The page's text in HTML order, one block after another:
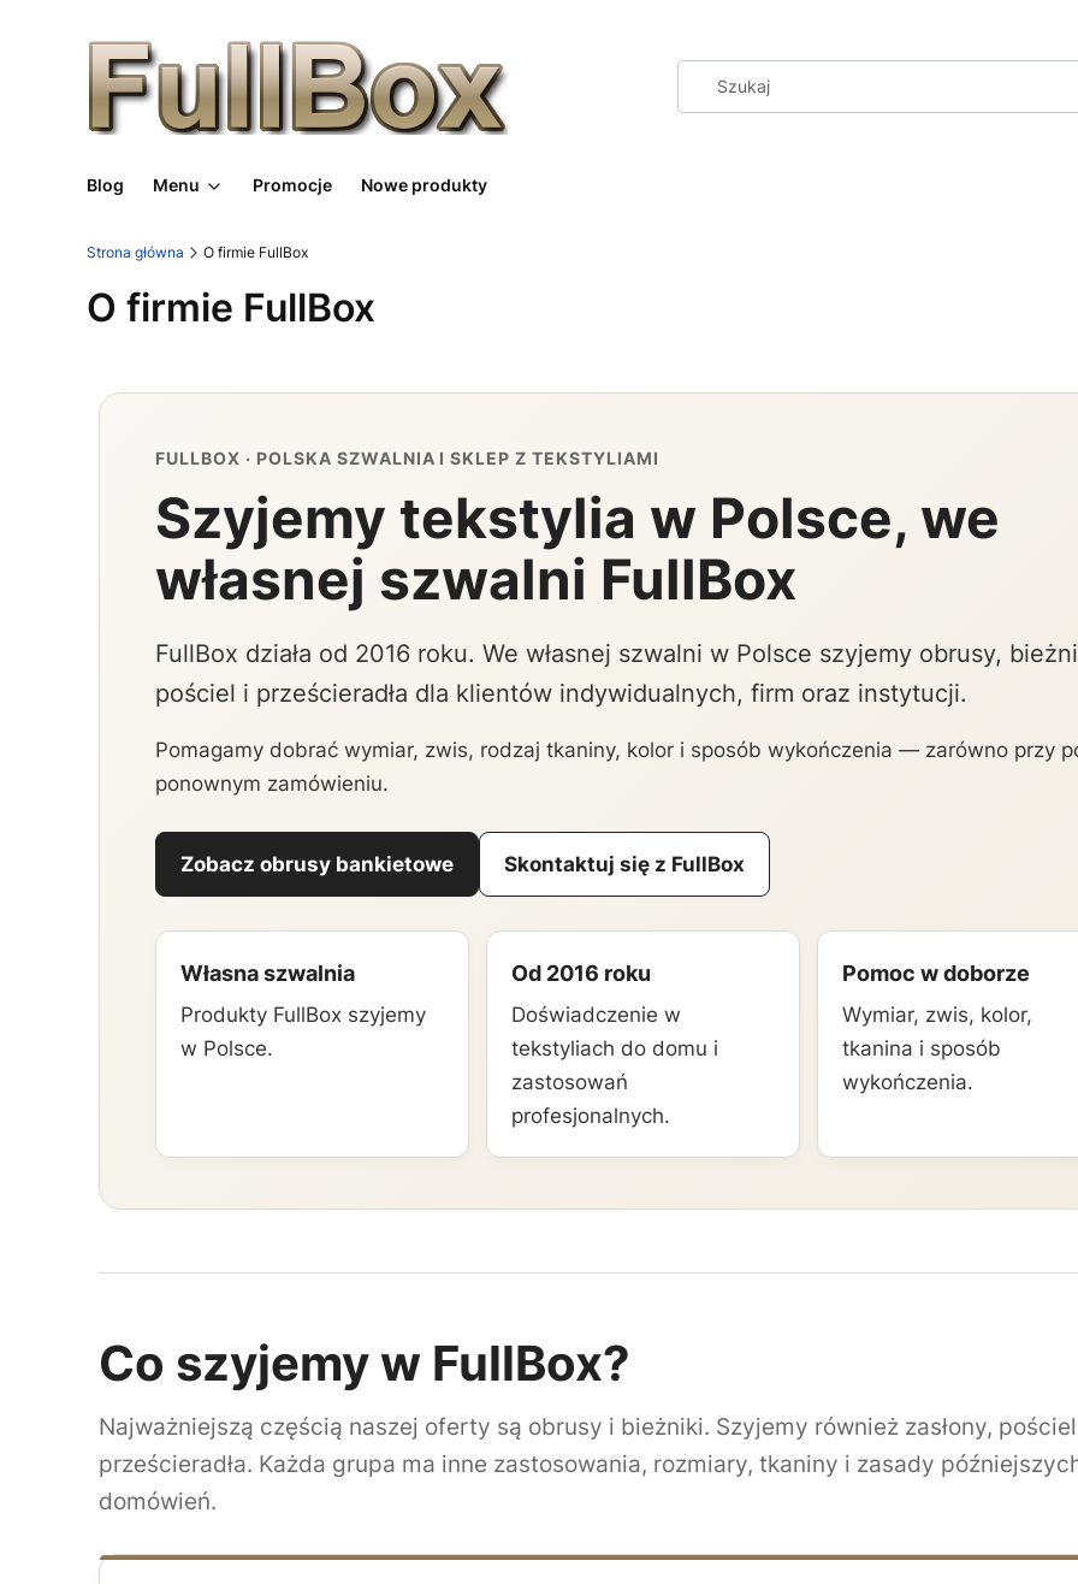
Blog Menu Promocje Nowe produkty
Strona główna O firmie FullBox
O firmie FullBox
FULLBOX · POLSKA SZWALNIA I SKLEP Z TEKSTYLIAMI
Szyjemy tekstylia w Polsce, we
własnej szwalni FullBox
FullBox działa od 2016 roku. We własnej szwalni w Polsce szyjemy obrusy,
pościel i prześcieradła dla klientów indywidualnych, firm oraz instytucji.
Pomagamy dobrać wymiar, zwis, rodzaj tkaniny, kolor i sposób wykończenia — zarówno przy
ponownym zamówieniu.
Zobacz obrusy bankietowe Skontaktuj się z FullBox
Własna szwalnia
Produkty FullBox szyjemy
w Polsce.
Od 2016 roku
Doświadczenie w
tekstyliach do domu i
zastosowań
profesjonalnych.
Pomoc w doborze
Wymiar, zwis, kolor,
tkanina i sposób
wykończenia.
Co szyjemy w FullBox?
Najważniejszą częścią naszej oferty są obrusy i bieżniki. Szyjemy również zasłony,
prześcieradła. Każda grupa ma inne zastosowania, rozmiary, tkaniny i zasady
domówień.